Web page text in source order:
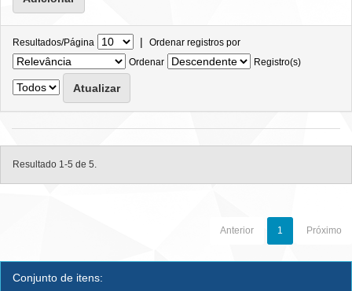
Resultados/Página | Ordenar registros por
Ordenar
Registro(s)
Resultado 1-5 de 5.
Anterior 1 Próximo
Conjunto de itens: